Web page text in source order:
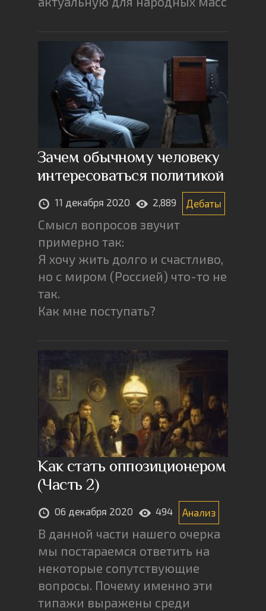
Зачем обычному человеку
интересоваться политикой
11 декабря 2020 2,889 Дебаты
Смысл вопросов звучит
примерно так:
Я хочу жить долго и счастливо,
но с миром (Россией) что-то не
так.
Как мне поступать?
Как стать оппозиционером
(Часть 2)
06 декабря 2020 494 Анализ
В данной части нашего очерка
мы постараемся ответить на
некоторые сопутствующие
вопросы. Почему именно эти
типажи выражены среди